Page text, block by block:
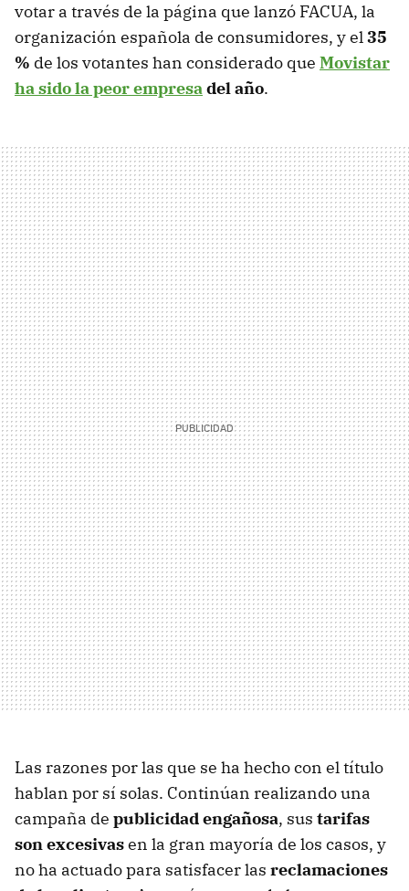
votar a través de la página que lanzó FACUA, la
organización española de consumidores, y el35
% de los votantes han considerado que Movistar
ha sido la peor empresadel año.
Las razones por las que se ha hecho con el título
hablan por sí solas. Continúan realizando una
campaña de publicidad engañosa, sus tarifas
son excesivasen la gran mayoría de los casos, y
no ha actuado para satisfacer las reclamaciones